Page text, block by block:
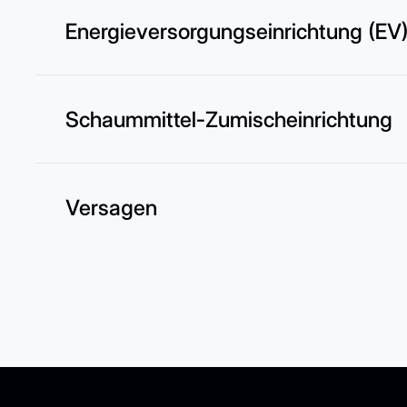
Energieversorgungseinrichtung
Schaummittel-Zumischeinrichtung
Versagen